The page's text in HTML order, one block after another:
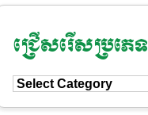
ជ្រើសរើសប្រភេទ
ជ្រើសរើស
ប្រភេទ